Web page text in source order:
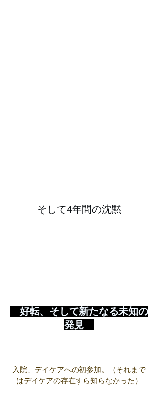
そして4年間の沈黙
好転、そして新たなる未知の
発見
入院、デイケアへの初参加。（それまで
はデイケアの存在すら知らなかった）